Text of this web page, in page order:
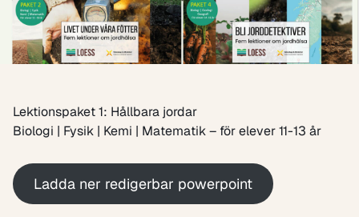
Lektionspaket 1: Hållbara jordar
Biologi | Fysik | Kemi | Matematik – för elever 11-13 år
Ladda ner redigerbar powerpoint